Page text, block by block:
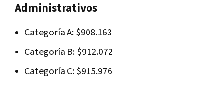
Administrativos
Categoría A: $908.163
Categoría B: $912.072
Categoría C: $915.976